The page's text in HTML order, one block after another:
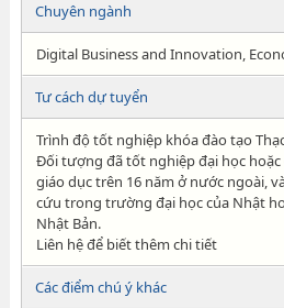
Chuyên ngành
Digital Business and Innovation,
Tư cách dự tuyển
Trình độ tốt nghiệp khóa đào tạo
Đối tượng đã tốt nghiệp đại học
giáo dục trên 16 năm ở nước ngoài,
cứu trong trường đại học của Nhật
Nhật Bản.
Liên hệ để biết thêm chi tiết
Các điểm chú ý khác